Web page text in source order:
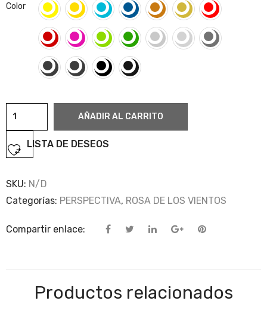
Color
Rosa
perspectiva
2
cantidad
AÑADIR AL CARRITO
LISTA DE DESEOS
SKU: N/D
Categorías: PERSPECTIVA, ROSA DE LOS VIENTOS
Compartir enlace:
Productos relacionados